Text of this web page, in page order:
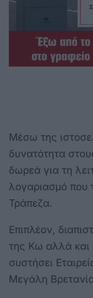
Μέσω της
δυνατότητα
δωρεά για τη
λογαριασμό που
Τράπεζα.
Επιπλέον,
της Κω αλλά και
συστήσει
Μεγάλη